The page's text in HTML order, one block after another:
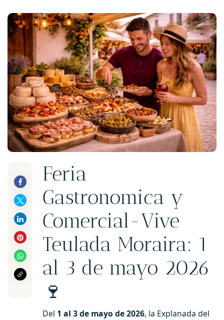
Feria
Gastronomica y
Comercial-Vive
Teulada Moraira: 1
al 3 de mayo 2026
🍷
Del 1 al 3 de mayo de 2026, la Explanada del